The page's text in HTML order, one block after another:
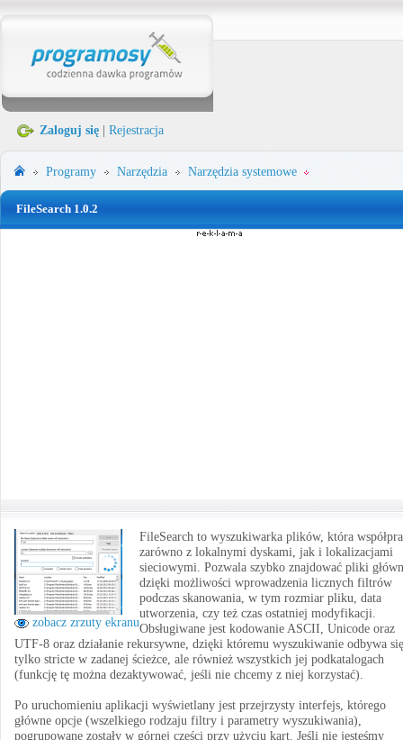
Zaloguj się Rejestracja
Programy Narzędzia Narzędzia systemowe
FileSearch 1.0.2
zobacz zrzuty ekranu
FileSearch to wyszukiwarka plików, która
zarówno z lokalnymi dyskami, jak i lokalizacjami
sieciowymi. Pozwala szybko znajdować pliki
dzięki możliwości wprowadzenia licznych filtrów
podczas skanowania, w tym rozmiar pliku, data
utworzenia, czy też czas ostatniej modyfikacji.
Obsługiwane jest kodowanie ASCII, Unicode oraz
UTF-8 oraz działanie rekursywne, dzięki któremu wyszukiwanie odbywa
tylko stricte w zadanej ścieżce, ale również wszystkich jej podkatalogach
(funkcję tę można dezaktywować, jeśli nie chcemy z niej korzystać).
Po uruchomieniu aplikacji wyświetlany jest przejrzysty interfejs, którego
główne opcje (wszelkiego rodzaju filtry i parametry wyszukiwania),
pogrupowane zostały w górnej części przy użyciu kart. Jeśli nie jesteśmy